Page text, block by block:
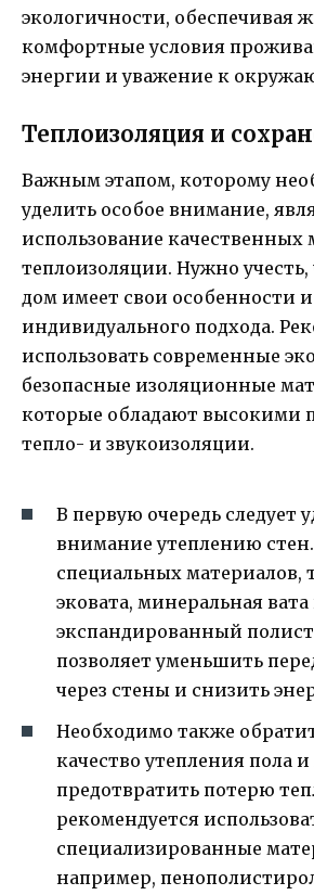
экологичности, обеспечивая
комфортные условия
энергии и уважение к
Теплоизоляция и
Важным этапом, которому
уделить особое внимание,
использование качественных
теплоизоляции. Нужно
дом имеет свои особенности и
индивидуального подхода.
использовать современные
безопасные изоляционные
которые обладают высокими
тепло- и звукоизоляции.
В первую очередь следует
внимание утеплению
специальных материалов,
эковата, минеральная
экспандированный
позволяет уменьшить
через стены и снизить
Необходимо также
качество утепления пола
предотвратить потерю
рекомендуется
специализированные
например,